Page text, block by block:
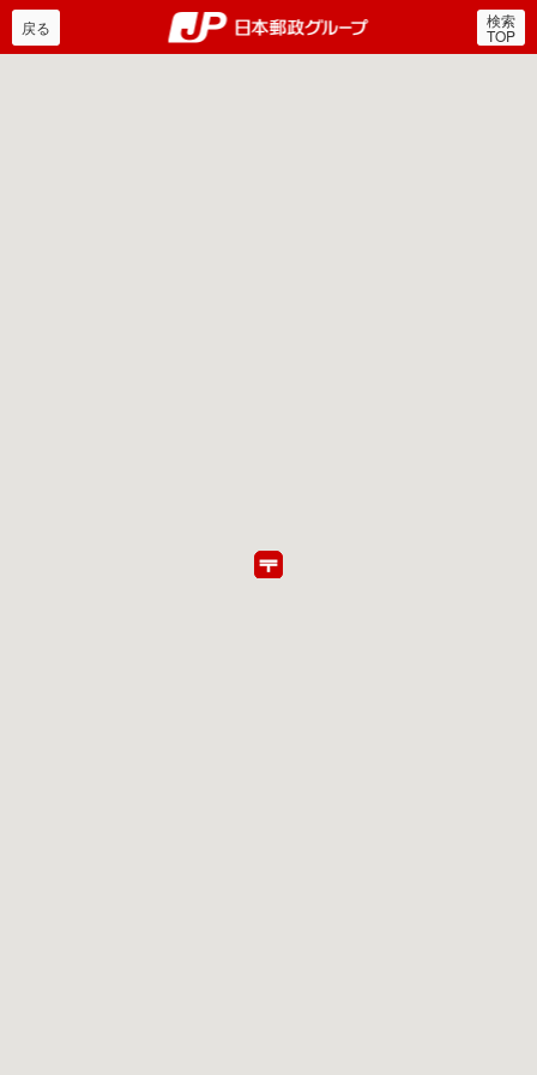
郵便局・日本郵政グルー
戻る 検索
TOP